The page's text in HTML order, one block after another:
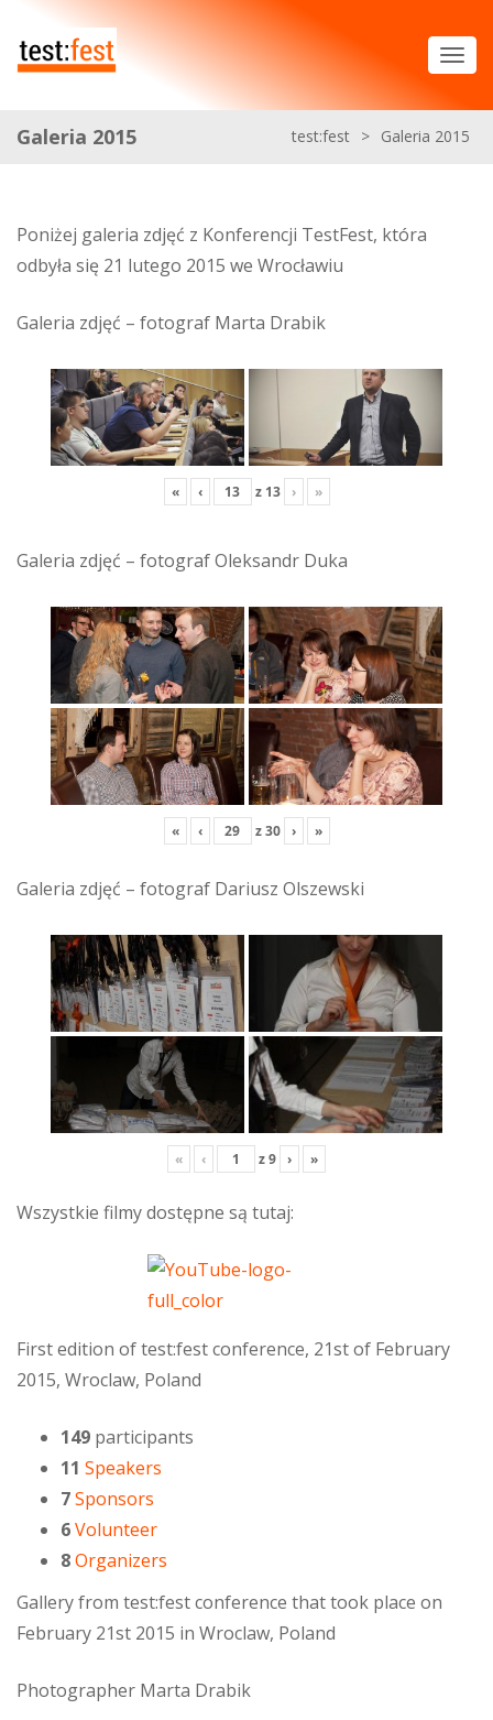
Galeria 2015 test:fest > Galeria 2015
Poniżej galeria zdjęć z Konferencji TestFest, która
odbyła się 21 lutego 2015 we Wrocławiu
Galeria zdjęć – fotograf Marta Drabik
« ‹ z 13 › »
Galeria zdjęć – fotograf Oleksandr Duka
« ‹ z30 › »
Galeria zdjęć – fotograf Dariusz Olszewski
« ‹ z9 › »
Wszystkie filmy dostępne są tutaj:
First edition of test:fest conference, 21st of February
2015, Wroclaw, Poland
149 participants
11 Speakers
7Sponsors
6Volunteer
8Organizers
Gallery from test:fest conference that took place on
February 21st 2015 in Wroclaw, Poland
Photographer Marta Drabik